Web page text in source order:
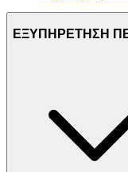
ΕΞΥΠΗΡΕΤΗΣΗ